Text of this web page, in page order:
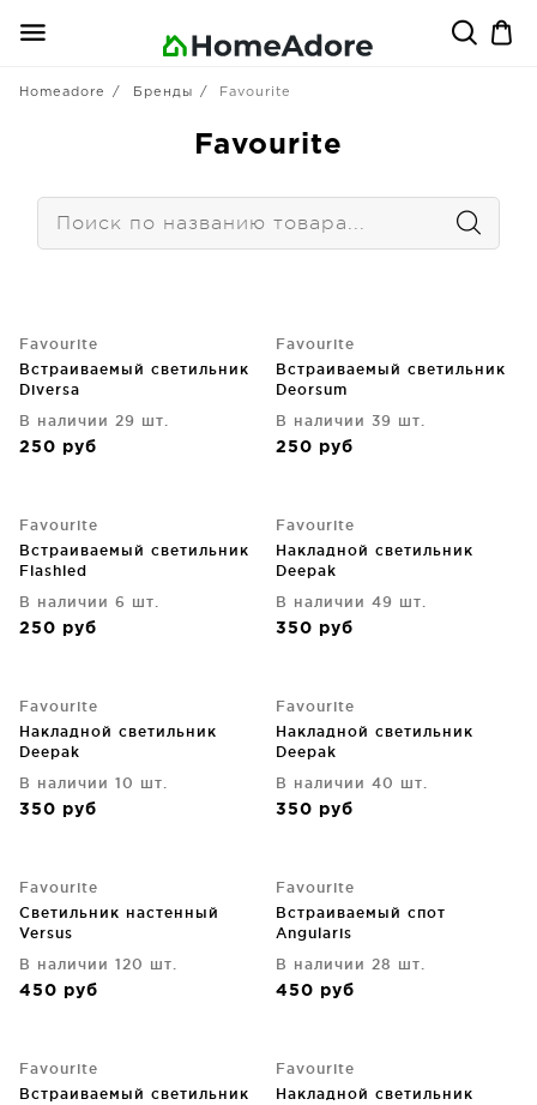
Homeadore Бренды Favourite
Favourite
Favourite
Встраиваемый светильник
Diversa
В наличии 29 шт.
250 руб
Favourite
Встраиваемый светильник
Deorsum
В наличии 39 шт.
250 руб
Favourite
Встраиваемый светильник
Flashled
В наличии 6 шт.
250 руб
Favourite
Накладной светильник
Deepak
В наличии 49 шт.
350 руб
Favourite
Накладной светильник
Deepak
В наличии 10 шт.
350 руб
Favourite
Накладной светильник
Deepak
В наличии 40 шт.
350 руб
Favourite
Светильник настенный
Versus
В наличии 120 шт.
450 руб
Favourite
Встраиваемый спот
Angularis
В наличии 28 шт.
450 руб
Favourite
Встраиваемый светильник
Favourite
Накладной светильник